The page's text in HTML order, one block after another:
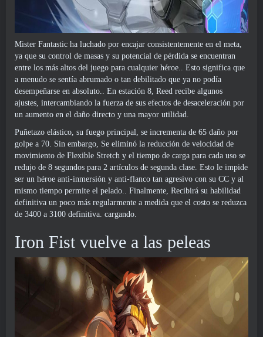
Mister Fantastic ha luchado por encajar consistentemente en el meta,
ya que su control de masas y su potencial de pérdida se encuentran
entre los más altos del juego para cualquier héroe.. Esto significa que
a menudo se sentía abrumado o tan debilitado que ya no podía
desempeñarse en absoluto.. En estación 8, Reed recibe algunos
ajustes, intercambiando la fuerza de sus efectos de desaceleración por
un aumento en el daño directo y una mayor utilidad.
Puñetazo elástico, su fuego principal, se incrementa de 65 daño por
golpe a 70. Sin embargo, Se eliminó la reducción de velocidad de
movimiento de Flexible Stretch y el tiempo de carga para cada uso se
redujo de 8 segundos para 2 artículos de segunda clase. Esto le impide
ser un héroe anti-inmersión y anti-flanco tan agresivo con su CC y al
mismo tiempo permite el pelado.. Finalmente, Recibirá su habilidad
definitiva un poco más regularmente a medida que el costo se reduzca
de 3400 a 3100 definitiva. cargando.
Iron Fist vuelve a las peleas